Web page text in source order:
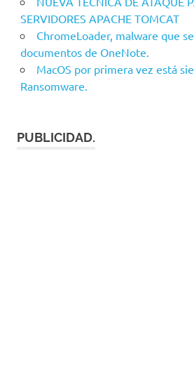
SERVIDORES APACHE TOMCAT
ChromeLoader, malware que
documentos de OneNote.
MacOS por primera vez está
Ransomware.
PUBLICIDAD.